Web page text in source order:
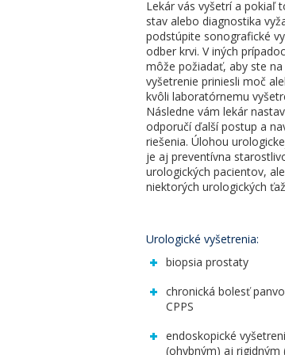
Lekár vás vyšetrí a pokiaľ
stav alebo diagnostika
podstúpite sonografické
odber krvi. V iných
môže požiadať, aby ste na
vyšetrenie priniesli moč
kvôli laboratórnemu
Následne vám lekár
odporučí ďalší postup a
riešenia. Úlohou
je aj preventívna
urologických pacientov,
niektorých urologických
Urologické vyšetrenia:
biopsia prostaty
chronická bolesť
CPPS
endoskopické
(ohybným) aj rigidným